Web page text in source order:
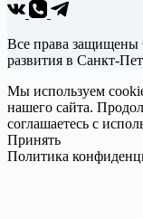
Все права защищены
развития в Санкт-
Мы используем
нашего сайта.
соглашаетесь с
Принять
Политика